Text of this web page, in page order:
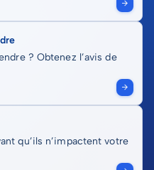
? Obtenez l’avis de
qu’ils n’impactent votre